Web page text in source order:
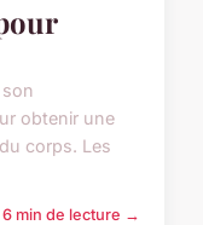
obtenir une
corps. Les
6 min de lecture →